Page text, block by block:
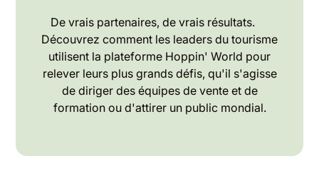
De vrais partenaires, de vrais résultats.
Découvrez comment les leaders du tourisme
utilisent la plateforme Hoppin' World pour
relever leurs plus grands défis, qu'il s'agisse
de diriger des équipes de vente et de
formation ou d'attirer un public mondial.